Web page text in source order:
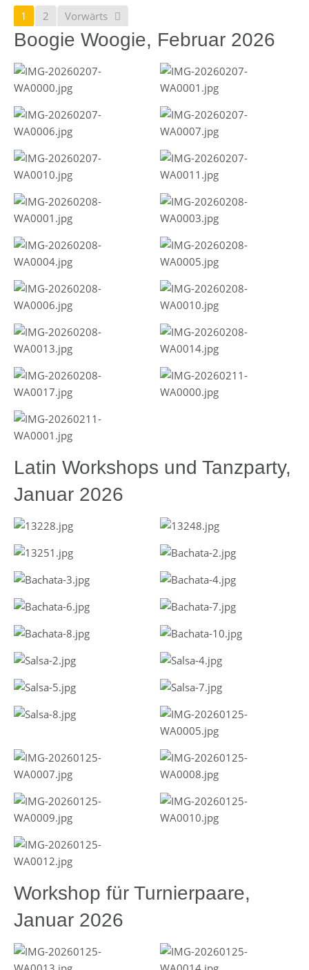
1 2 Vorwärts
Boogie Woogie, Februar 2026
Latin Workshops und Tanzparty,
Januar 2026
Workshop für Turnierpaare,
Januar 2026